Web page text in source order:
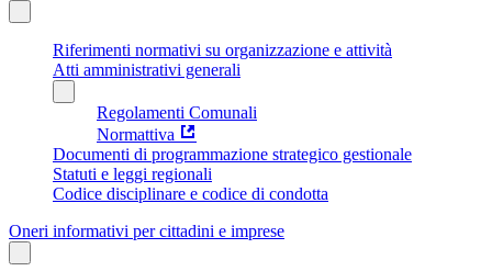
Riferimenti normativi su organizzazione e attività
Atti amministrativi generali
Regolamenti Comunali
Normattiva
Documenti di programmazione strategico gestionale
Statuti e leggi regionali
Codice disciplinare e codice di condotta
Oneri informativi per cittadini e imprese